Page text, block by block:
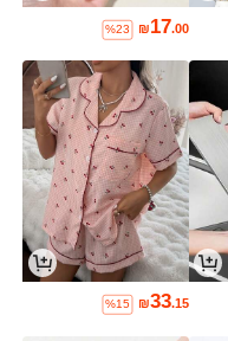
₪17.00
%23
₪33.15
%15